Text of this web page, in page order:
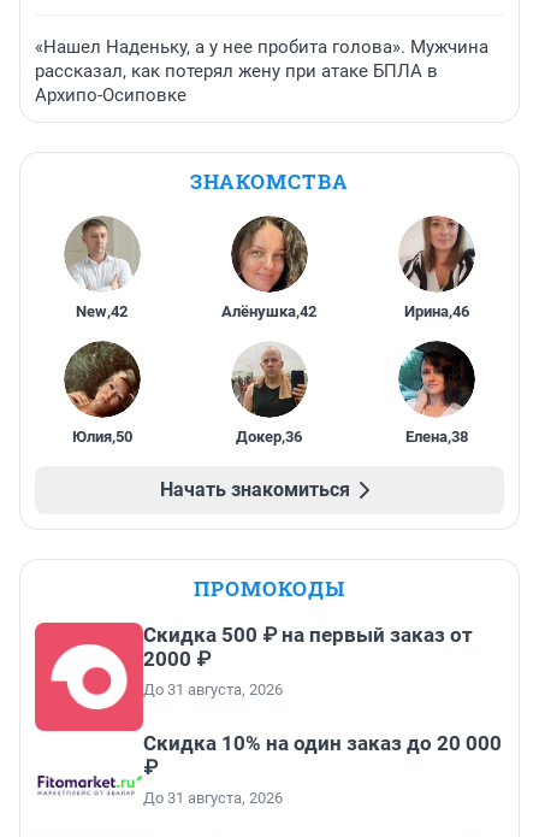
«Нашел Наденьку, а у нее пробита голова». Мужчина
рассказал, как потерял жену при атаке БПЛА в
Архипо-Осиповке
ЗНАКОМСТВА
New,42 Алёнушка,42 Ирина,46
Юлия,50 Докер,36 Елена,38
Начать знакомиться
ПРОМОКОДЫ
Скидка 500 ₽ на первый заказ от
2000 ₽
До 31 августа, 2026
Скидка 10% на один заказ до 20 000
₽
До 31 августа, 2026